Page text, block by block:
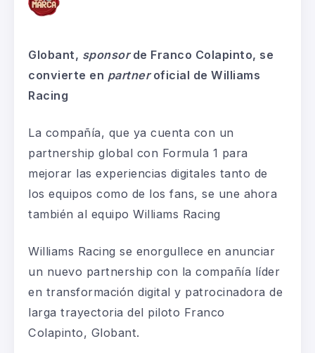
Globant, sponsorde Franco Colapinto, se
convierte en partneroficial de Williams
Racing
La compañía, que ya cuenta con un
partnership global con Formula 1 para
mejorar las experiencias digitales tanto de
los equipos como de los fans, se une ahora
también al equipo Williams Racing
Williams Racing se enorgullece en anunciar
un nuevo partnership con la compañía líder
en transformación digital y patrocinadora de
larga trayectoria del piloto Franco
Colapinto, Globant.